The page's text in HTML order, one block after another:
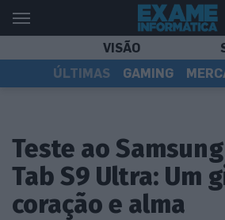
VISÃO
ÚLTIMAS
GAMING
Teste ao
Tab S9 Ultra: Um
coração e alma